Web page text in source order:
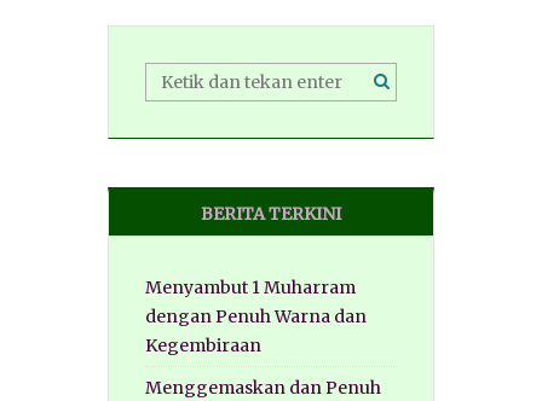
BERITA TERKINI
Menyambut 1 Muharram
dengan Penuh Warna dan
Kegembiraan
Menggemaskan dan Penuh